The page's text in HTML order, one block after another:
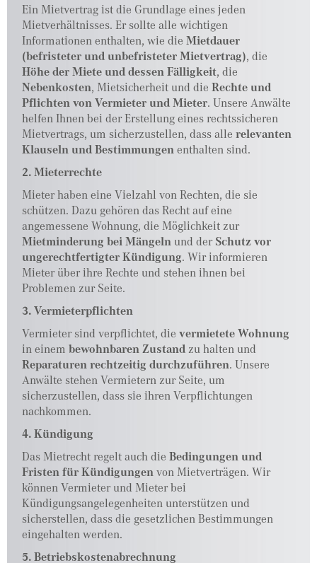
Ein Mietvertrag ist die Grundlage eines jeden
Mietverhältnisses. Er sollte alle wichtigen
Informationen enthalten, wie dieMietdauer
(befristeter und unbefristeter Mietvertrag), die
Höhe der Miete und dessen Fälligkeit, die
Nebenkosten, Mietsicherheit und dieRechte und
Pflichten von Vermieter und Mieter. Unsere Anwälte
helfen Ihnen bei der Erstellung eines rechtssicheren
Mietvertrags, um sicherzustellen, dass allerelevanten
Klauseln und Bestimmungenenthalten sind.
2. Mieterrechte
Mieter haben eine Vielzahl von Rechten, die sie
schützen. Dazu gehören das Recht auf eine
angemessene Wohnung, die Möglichkeit zur
Mietminderung bei Mängeln und derSchutz vor
ungerechtfertigter Kündigung. Wir informieren
Mieter über ihre Rechte und stehen ihnen bei
Problemen zur Seite.
3. Vermieterpflichten
Vermieter sind verpflichtet, dievermietete Wohnung
in einembewohnbaren Zustand zu halten und
Reparaturen rechtzeitig durchzuführen. Unsere
Anwälte stehen Vermietern zur Seite, um
sicherzustellen, dass sie ihren Verpflichtungen
nachkommen.
4. Kündigung
Das Mietrecht regelt auch dieBedingungen und
Fristen für Kündigungenvon Mietverträgen. Wir
können Vermieter und Mieter bei
Kündigungsangelegenheiten unterstützen und
sicherstellen, dass die gesetzlichen Bestimmungen
eingehalten werden.
5. Betriebskostenabrechnung